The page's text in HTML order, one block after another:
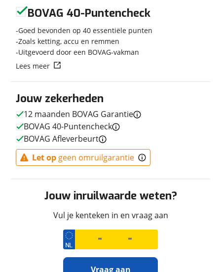
Nieuw of occasion
Nieuw
Techniek
Aantal cilinders
Vermogen
73pk (54kW)
Afmetingen en gewicht
Massa ledig voertuig 208 kg
Blauw
ICON BLUE/FROZEN
TITANIUM
Jouw zekerheden
12 maanden BOVAG Garantie
BOVAG 40-Puntencheck
BOVAG Afleverbeurt
Let op geen omruilgarantie
Jouw inruilwaarde weten?
Vul je kenteken in en vraag aan
Vraag aan
BOVAG 40-Puntencheck
Goed bevonden op 40 essentiële punten
Zoals ketting, accu en remmen
Uitgevoerd door een BOVAG-vakman
Lees meer